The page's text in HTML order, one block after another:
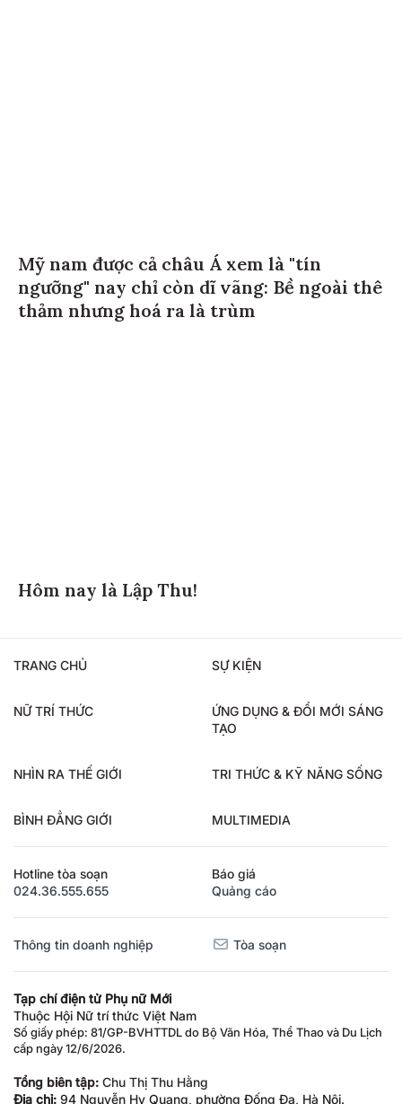
Mỹ nam được cả châu Á xem là "tín
ngưỡng" nay chỉ còn dĩ vãng: Bề ngoài thê
thảm nhưng hoá ra là trùm
Hôm nay là Lập Thu!
TRANG CHỦ SỰ KIỆN
NỮ TRÍ THỨC
ỨNG DỤNG & ĐỔI MỚI SÁNG
TẠO
NHÌN RA THẾ GIỚI TRI THỨC & KỸ NĂNG SỐNG
BÌNH ĐẲNG GIỚI MULTIMEDIA
Hotline tòa soạn
024.36.555.655
Báo giá
Quảng cáo
Thông tin doanh nghiệp Tòa soạn
Tạp chí điện tử Phụ nữ Mới
Thuộc Hội Nữ trí thức Việt Nam
Số giấy phép: 81/GP-BVHTTDL do Bộ Văn Hóa, Thể Thao và Du Lịch
cấp ngày 12/6/2026.
Tổng biên tập: Chu Thị Thu Hằng